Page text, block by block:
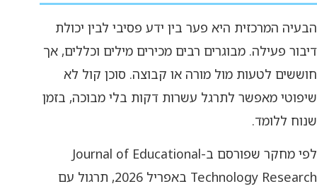
הבעיה המרכזית היא פער בין ידע פסיבי לבין יכולת
דיבור פעילה. מבוגרים רבים מכירים מילים וכללים, אך
חוששים לטעות מול מורה או קבוצה. סוכן קול לא
שיפוטי מאפשר לתרגל עשרות דקות בלי מבוכה, בזמן
שנוח ללומד.
לפי מחקר שפורסם ב-Journal of Educational
Technology Research באפריל 2026, תרגול עם